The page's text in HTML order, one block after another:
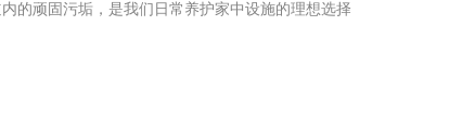
的顽固污垢，是我们日常养护家中设施的理想选择